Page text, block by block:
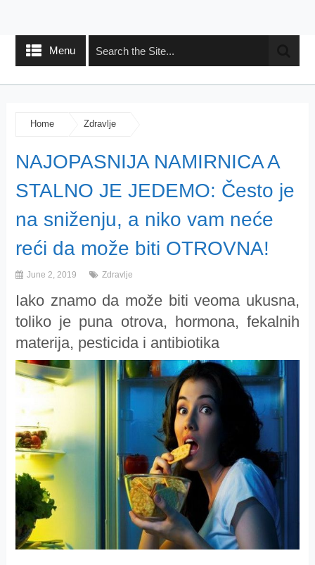
Menu
Home Zdravlje
NAJOPASNIJA NAMIRNICA A
STALNO JE JEDEMO: Često je
na sniženju, a niko vam neće
reći da može biti OTROVNA!
June 2, 2019 Zdravlje
Iako znamo da može biti veoma ukusna,
toliko je puna otrova, hormona, fekalnih
materija, pesticida i antibiotika